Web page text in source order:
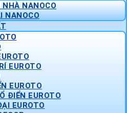
NANOCO
NANOCO
EUROTO
EUROTO
ĐIỂN EUROTO
EUROTO